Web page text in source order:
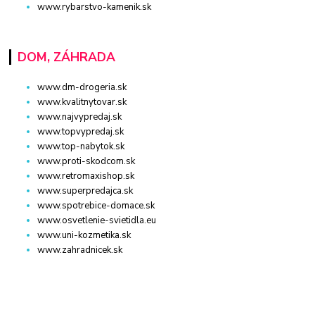
www.rybarstvo-kamenik.sk
DOM, ZÁHRADA
www.dm-drogeria.sk
www.kvalitnytovar.sk
www.najvypredaj.sk
www.topvypredaj.sk
www.top-nabytok.sk
www.proti-skodcom.sk
www.retromaxishop.sk
www.superpredajca.sk
www.spotrebice-domace.sk
www.osvetlenie-svietidla.eu
www.uni-kozmetika.sk
www.zahradnicek.sk